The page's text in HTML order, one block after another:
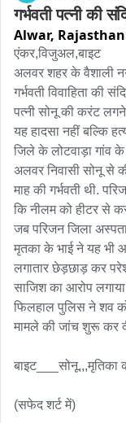
गर्भवती पत्नी की
Alwar,
एंकर,विजुअल,बाइट
अलवर शहर के वैशाली
गर्भवती विवाहिता की
पत्नी सोनू की करंट लगने
यह हादसा नहीं बल्कि
जिले के लोटवाड़ा गांव
अलवर निवासी सोनू से
माह की गर्भवती थी.
कि नीलम को हीटर से
जब परिजन जिला
मृतका के भाई ने यह भी
लगातार छेड़छाड़ कर
साजिश का आरोप
फिलहाल पुलिस ने शव
मामले की जांच शुरू कर
बाइट___सोनू.,,मृतिका
(सफेद शर्ट में)